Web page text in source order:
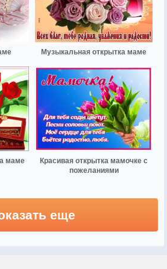
Музыкальная открытка маме
маме
Красивая открытка мамочке с
пожеланиями
еще